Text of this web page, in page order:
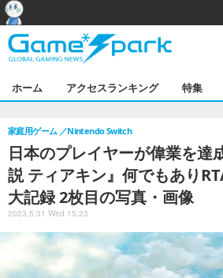
ホーム アクセスランキング 特集
日本のプレイヤーが偉業を達
説 ティアキン』何でもあり
大記録 2枚目の写真・画像
家庭用ゲーム Nintendo Switch
2023.5.31 Wed 15:23